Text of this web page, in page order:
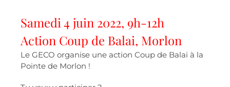
Samedi 4 juin 2022, 9h-12h
Action Coup de Balai, Morlon
Le GECO organise une action Coup de Balai à la
Pointe de Morlon !